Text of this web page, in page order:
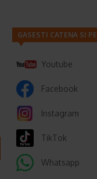
GASESTI CATENA SI PE
Youtube
Facebook
Instagram
TikTok
Whatsapp